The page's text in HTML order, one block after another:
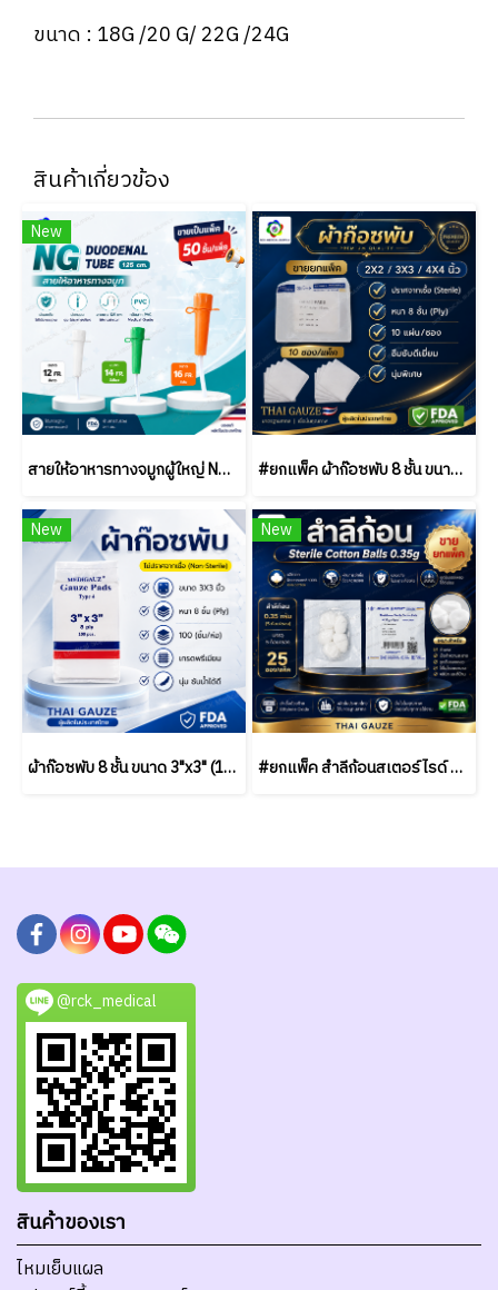
ขนาด : 18G /20 G/ 22G /24G
สินค้าเกี่ยวข้อง
New
สายให้อาหารทางจมูกผู้ใหญ่ NG Duodenal Tube 125 ซม. เบอร์ 12/14/16 | Medical Grade PVC | ขายยกแพ็ค (50 ชิ้น) #ยกแพ็ค ผ้าก๊อซพับ 8 ชั้น ขนาด 2x2 / 3x3 / 4x4 นิ้ว (10 ซอง/แพ็ค) ชนิดสเตอร์ไรด์ THAI GAUZE
New
ผ้าก๊อซพับ 8 ชั้น ขนาด 3"x3" (100 ชิ้น/ห่อ) ชนิดไม่สเตอร์ไรด์ THAI GAUZE
New
#ยกแพ็ค สำลีก้อนสเตอร์ไรด์ Thai Gauze 0.35g (5 ก้อน/ซอง) / (25 ซอง/แพ็ค)
@rck_medical
สินค้าของเรา
ไหมเย็บแผล